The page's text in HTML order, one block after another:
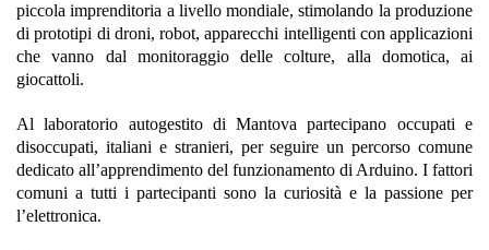
piccola imprenditoria a livello mondiale, stimolando la produzione
di prototipi di droni, robot, apparecchi intelligenti con applicazioni
che vanno dal monitoraggio delle colture, alla domotica, ai
giocattoli.
Al laboratorio autogestito di Mantova partecipano occupati e
disoccupati, italiani e stranieri, per seguire un percorso comune
dedicato all’apprendimento del funzionamento di Arduino. I fattori
comuni a tutti i partecipanti sono la curiosità e la passione per
l’elettronica.